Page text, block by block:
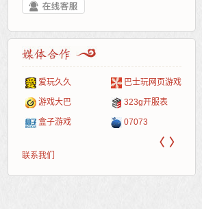
爱玩久久 巴士玩网页游戏
游戏大巴 323g开服表
盒子游戏 07073
〈 〉
联系我们